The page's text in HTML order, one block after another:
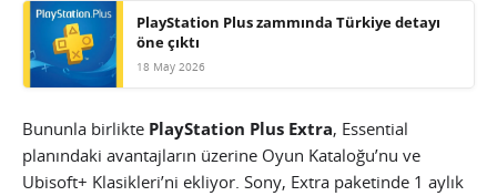
PlayStation Plus zammında Türkiye detayı
öne çıktı
18 May 2026
Bununla birlikte PlayStation Plus Extra, Essential
planındaki avantajların üzerine Oyun Kataloğu’nu ve
Ubisoft+ Klasikleri’ni ekliyor. Sony, Extra paketinde 1 aylık